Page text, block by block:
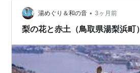
湯めぐり＆和の音 • 3ヶ月前
梨の花と赤土（鳥取県湯梨浜町）